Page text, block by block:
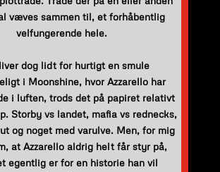
væves sammen til, et forhåbentlig
velfungerende hele.
dog lidt for hurtigt en smule
i Moonshine, hvor Azzarello har
i luften, trods det på papiret relativt
Storby vs landet, mafia vs rednecks,
og noget med varulve. Men, for mig
at Azzarello aldrig helt får styr på,
egentlig er for en historie han vil